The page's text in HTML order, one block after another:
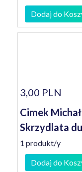
Dodaj do
3,00 PLN
Cimek
Skrzydlata
1 produkt/y
Dodaj do